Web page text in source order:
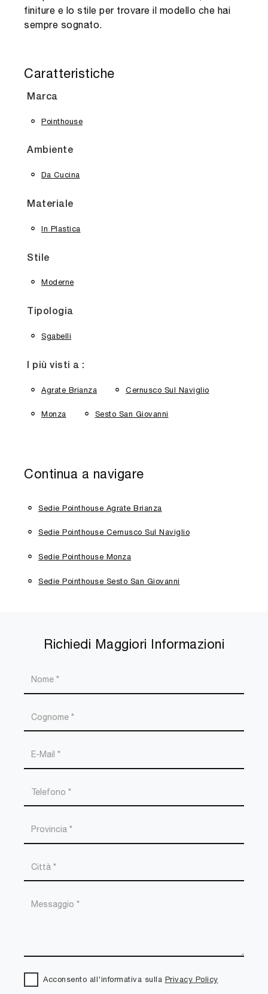
finiture e lo stile per trovare il modello che hai
sempre sognato.
Caratteristiche
Marca
Pointhouse
Ambiente
Da Cucina
Materiale
In Plastica
Stile
Moderne
Tipologia
Sgabelli
I più visti a :
Agrate Brianza Cernusco Sul Naviglio
Monza Sesto San Giovanni
Continua a navigare
Sedie Pointhouse Agrate Brianza
Sedie Pointhouse Cernusco Sul Naviglio
Sedie Pointhouse Monza
Sedie Pointhouse Sesto San Giovanni
Richiedi Maggiori Informazioni
Acconsento all'informativa sulla Privacy Policy